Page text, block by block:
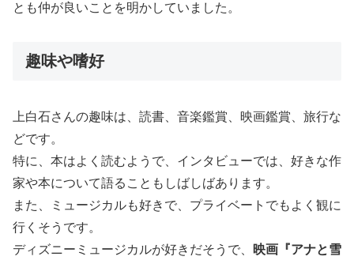
とも仲が良いことを明かしていました。
趣味や嗜好
上白石さんの趣味は、読書、音楽鑑賞、映画鑑賞、旅行な
どです。
特に、本はよく読むようで、インタビューでは、好きな作
家や本について語ることもしばしばあります。
また、ミュージカルも好きで、プライベートでもよく観に
行くそうです。
ディズニーミュージカルが好きだそうで、
映画『アナと雪